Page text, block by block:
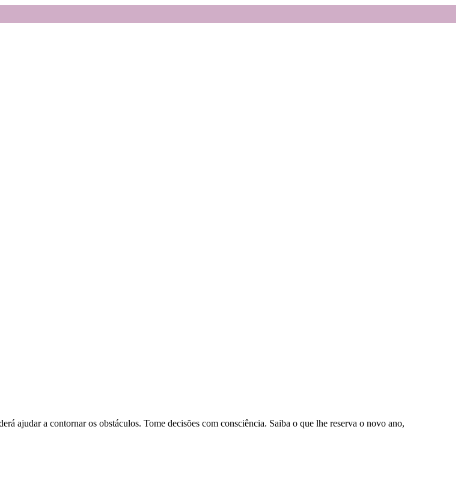
ajudar a contornar os obstáculos. Tome decisões com consciência. Saiba o que lhe reserva o novo ano,